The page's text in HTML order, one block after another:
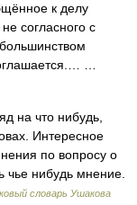
к делу
согласного с
…
на что нибудь,
Интересное
по вопросу о
нибудь мнение.
словарь Ушакова